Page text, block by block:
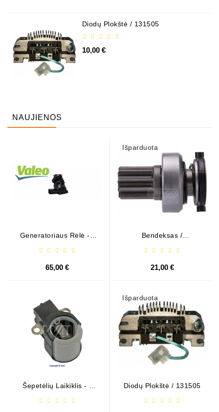
Diodų Plokštė / 131505
10,00 €
NAUJIENOS
Generatoriaus Rėlė - /
65,00 €
Šepetėlių Laikiklis - /
Išparduota
Bendeksas /
21,00 €
Išparduota
Diodų Plokštė / 131505